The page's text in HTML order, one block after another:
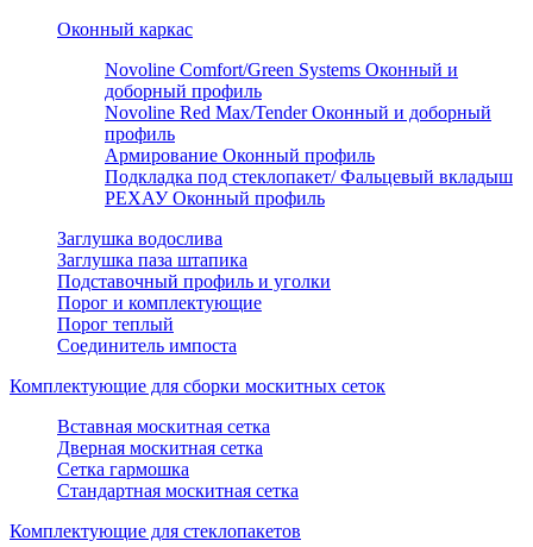
Оконный каркас
Novoline Comfort/Green Systems Оконный и
доборный профиль
Novoline Red Max/Tender Оконный и доборный
профиль
Армирование Оконный профиль
Подкладка под стеклопакет/ Фальцевый вкладыш
РЕХАУ Оконный профиль
Заглушка водослива
Заглушка паза штапика
Подставочный профиль и уголки
Порог и комплектующие
Порог теплый
Соединитель импоста
Комплектующие для сборки москитных сеток
Вставная москитная сетка
Дверная москитная сетка
Сетка гармошка
Стандартная москитная сетка
Комплектующие для стеклопакетов